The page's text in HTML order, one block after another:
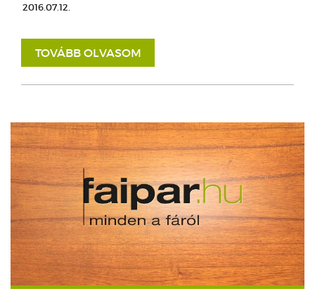
2016.07.12.
TOVÁBB OLVASOM